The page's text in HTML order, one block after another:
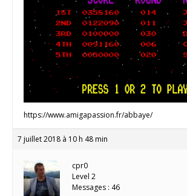
https://www.amigapassion.fr/abbaye/
7 juillet 2018 à 10 h 48 min
cpr0
Level 2
Messages : 46